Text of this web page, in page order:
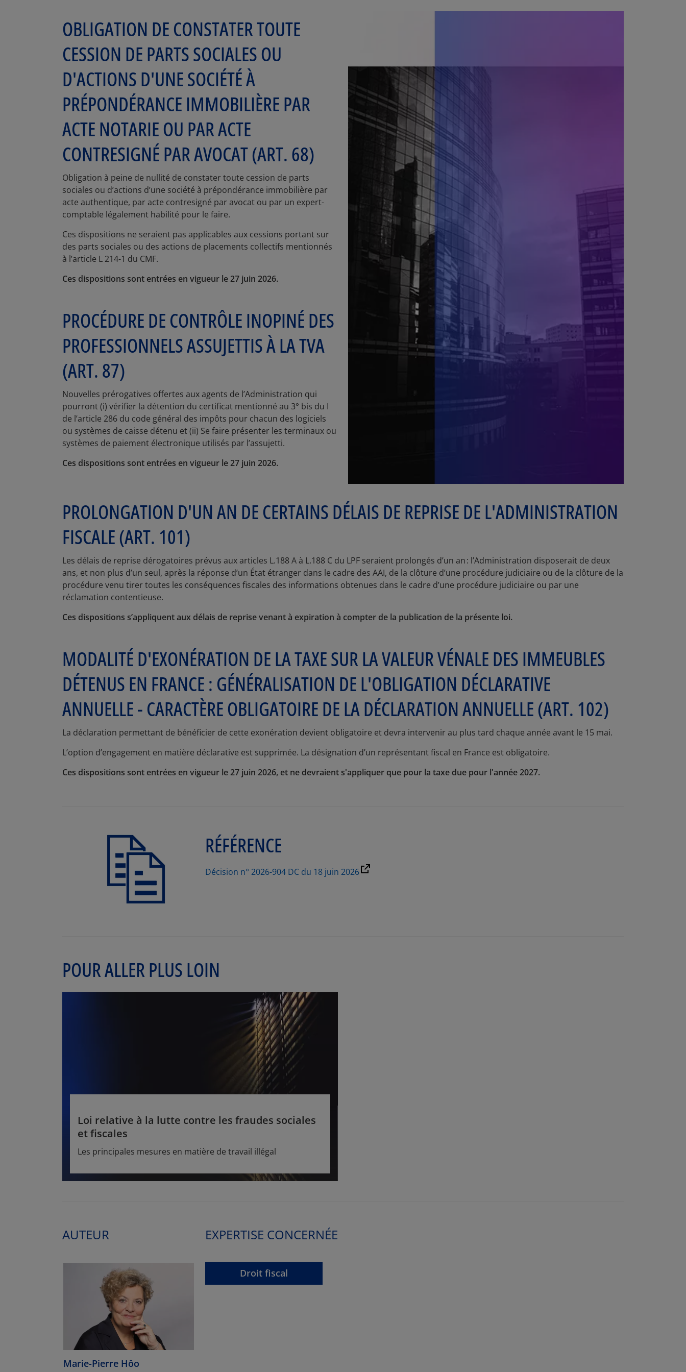
OBLIGATION DE CONSTATER TOUTE
CESSION DE PARTS SOCIALES OU
D'ACTIONS D'UNE SOCIÉTÉ À
PRÉPONDÉRANCE IMMOBILIÈRE PAR
ACTE NOTARIE OU PAR ACTE
CONTRESIGNÉ PAR AVOCAT (ART. 68)
Obligation à peine de nullité de constater toute cession de parts
sociales ou d’actions d’une société à prépondérance immobilière par
acte authentique, par acte contresigné par avocat ou par un expert-
comptable légalement habilité pour le faire.
Ces dispositions ne seraient pas applicables aux cessions portant sur
des parts sociales ou des actions de placements collectifs mentionnés
à l’article L 214-1 du CMF.
Ces dispositions sont entrées en vigueur le 27 juin 2026.
PROCÉDURE DE CONTRÔLE INOPINÉ DES
PROFESSIONNELS ASSUJETTIS À LA TVA
(ART. 87)
Nouvelles prérogatives offertes aux agents de l’Administration qui
pourront (i) vérifier la détention du certificat mentionné au 3° bis du I
de l’article 286 du code général des impôts pour chacun des logiciels
ou systèmes de caisse détenu et (ii) Se faire présenter les terminaux ou
systèmes de paiement électronique utilisés par l’assujetti.
Ces dispositions sont entrées en vigueur le 27 juin 2026.
PROLONGATION D'UN AN DE CERTAINS DÉLAIS DE REPRISE DE L'ADMINISTRATION
FISCALE (ART. 101)
Les délais de reprise dérogatoires prévus aux articles L.188 A à L.188 C du LPF seraient prolongés d’un an : l’Administration disposerait de deux
ans, et non plus d’un seul, après la réponse d’un État étranger dans le cadre des AAI, de la clôture d’une procédure judiciaire ou de la clôture de la
procédure venu tirer toutes les conséquences fiscales des informations obtenues dans le cadre d’une procédure judiciaire ou par une
réclamation contentieuse.
Ces dispositions s’appliquent aux délais de reprise venant à expiration à compter de la publication de la présente loi.
MODALITÉ D'EXONÉRATION DE LA TAXE SUR LA VALEUR VÉNALE DES IMMEUBLES
DÉTENUS EN FRANCE : GÉNÉRALISATION DE L'OBLIGATION DÉCLARATIVE
ANNUELLE - CARACTÈRE OBLIGATOIRE DE LA DÉCLARATION ANNUELLE (ART. 102)
La déclaration permettant de bénéficier de cette exonération devient obligatoire et devra intervenir au plus tard chaque année avant le 15 mai.
L’option d’engagement en matière déclarative est supprimée. La désignation d’un représentant fiscal en France est obligatoire.
Ces dispositions sont entrées en vigueur le 27 juin 2026, et ne devraient s'appliquer que pour la taxe due pour l'année 2027.
RÉFÉRENCE
Décision n° 2026-904 DC du 18 juin 2026
POUR ALLER PLUS LOIN
Loi relative à la lutte contre les fraudes sociales
et fiscales
Les principales mesures en matière de travail illégal
AUTEUR
Marie-Pierre Hôo
EXPERTISE CONCERNÉE
Droit fiscal